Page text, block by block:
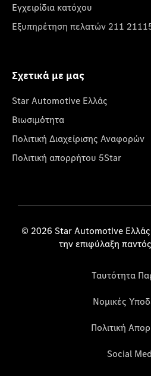
Εγχειρίδια κατόχου
Εξυπηρέτηση πελατών 211
Σχετικά με μας
Star Automotive Ελλάς
Βιωσιμότητα
Πολιτική Διαχείρισης Αναφορών
Πολιτική απορρήτου 5Star
© 2026 Star Automotive
την επιφύλαξη
Ταυτότητα
Νομικές
Πολιτική
Social